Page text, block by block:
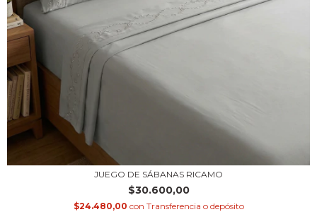
JUEGO DE SÁBANAS RICAMO
$30.600,00
$24.480,00 con Transferencia o depósito